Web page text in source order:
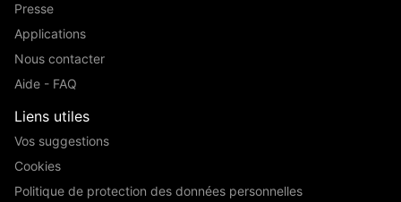
Presse
Applications
Nous contacter
Aide - FAQ
Liens utiles
Vos suggestions
Cookies
Politique de protection des données personnelles